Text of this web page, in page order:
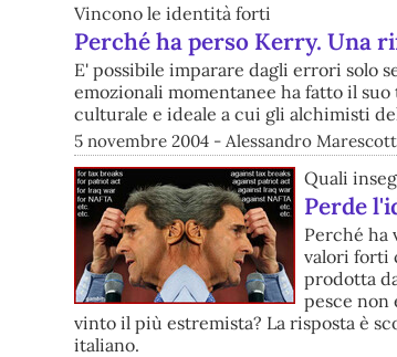
Vincono le identità forti
Perché ha perso Kerry. Una
E' possibile imparare dagli errori solo
emozionali momentanee ha fatto il
culturale e ideale a cui gli alchimisti
5 novembre 2004 - Alessandro
Quali
Perde
Perché
valori forti
prodotta
pesce non
vinto il più estremista? La risposta è
italiano.